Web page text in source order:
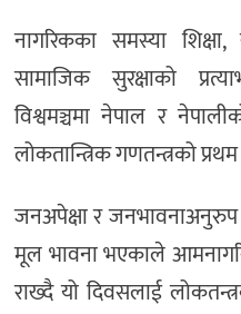
नागरिकका समस्या शिक्षा,
सामाजिक सुरक्षाको
विश्वमञ्चमा नेपाल र
लोकतान्त्रिक गणतन्त्रको
जनअपेक्षा र
मूल भावना भएकाले
राख्दै यो दिवसलाई